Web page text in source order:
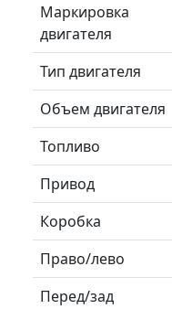
Маркировка
двигателя
Тип двигателя
Объем двигателя
Топливо
Привод
Коробка
Право/лево
Перед/зад